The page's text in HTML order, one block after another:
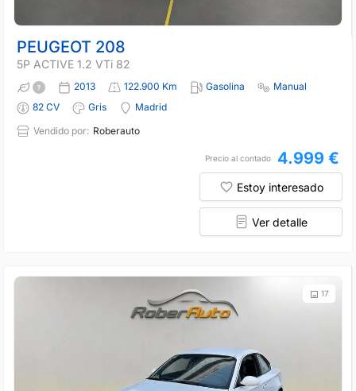
PEUGEOT 208
5P ACTIVE 1.2 VTi 82
2013 122.900 Km Gasolina
Manual
82 CV
Gris
Madrid
Vendido por: Roberauto
Precio al contado 4.999 €
Estoy interesado
Ver detalle
17